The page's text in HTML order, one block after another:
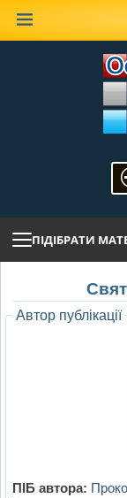
ПІДІБРАТИ
Автор публікації
ПІБ автора: